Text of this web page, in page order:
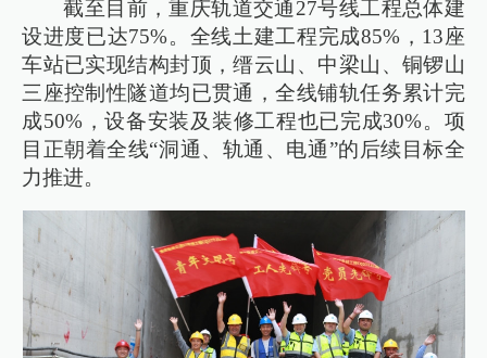
截至目前，重庆轨道交通27号线工程总体建
设进度已达75%。全线土建工程完成85%，13座
车站已实现结构封顶，缙云山、中梁山、铜锣山
三座控制性隧道均已贯通，全线铺轨任务累计完
成50%，设备安装及装修工程也已完成30%。项
目正朝着全线“洞通、轨通、电通”的后续目标全
力推进。